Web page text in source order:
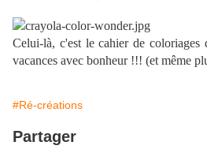
Celui-là, c'est le cahier de coloriages
vacances avec bonheur !!! (et même
#Ré-créations
Partager